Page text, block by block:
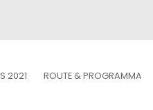
2021 ROUTE & PROGRAMMA